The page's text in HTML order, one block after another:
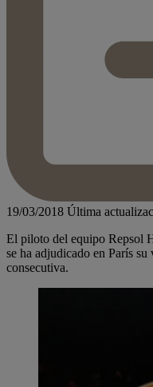
19/03/2018 Última
El piloto del equipo Repsol
se ha adjudicado en París
consecutiva.